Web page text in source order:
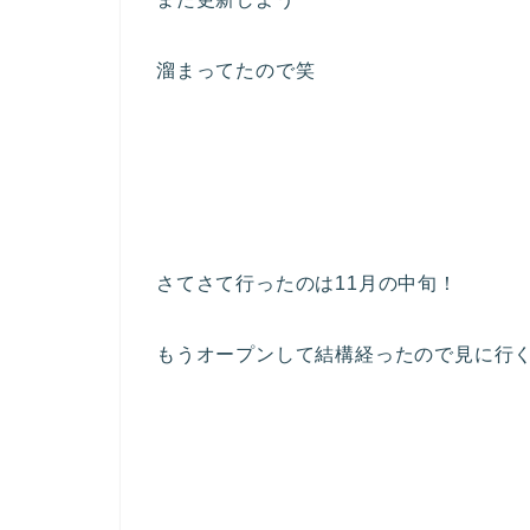
溜まってたので笑
さてさて行ったのは11月の中旬！
もうオープンして結構経ったので見に行